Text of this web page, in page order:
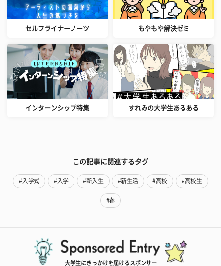
セルフライナーノーツ もやもや解決ゼミ
インターンシップ特集 すれみの大学生あるある
この記事に関連するタグ
#入学式 #入学 #新入生 #新生活 #高校 #高校生
#春
大学生にきっかけを届けるスポンサー